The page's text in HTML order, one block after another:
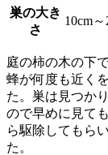
巣の大き
さ
10cm
庭の柿の木の下
蜂が何度も近く
た。巣は見つか
ので早めに見て
ら駆除してもら
た。